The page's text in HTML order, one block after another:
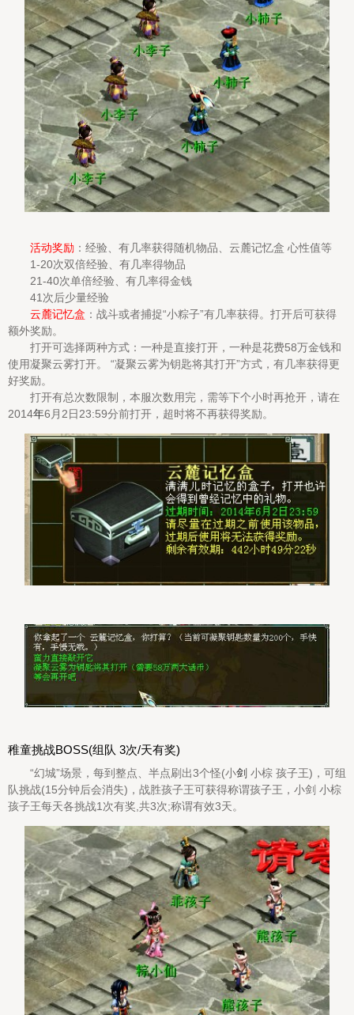
活动奖励 ：经验、有几率获得随机物品、云麓记忆盒 心性值等
1-20次双倍经验、有几率得物品
21-40次单倍经验、有几率得金钱
41次后少量经验
云麓记忆盒 ：战斗或者捕捉“小粽子”有几率获得。打开后可获得
额外奖励。
打开可选择两种方式：一种是直接打开，一种是花费58万金钱和
使用凝聚云雾打开。 “凝聚云雾为钥匙将其打开”方式，有几率获得更
好奖励。
打开有总次数限制，本服次数用完，需等下个小时再抢开，请在
2014年6月2日23:59分前打开，超时将不再获得奖励。
稚童挑战BOSS(组队 3次/天有奖)
“幻城”场景，每到整点、半点刷出3个怪(小剑 小棕 孩子王)，可组
队挑战(15分钟后会消失)，战胜孩子王可获得称谓孩子王，小剑 小棕
孩子王每天各挑战1次有奖,共3次;称谓有效3天。